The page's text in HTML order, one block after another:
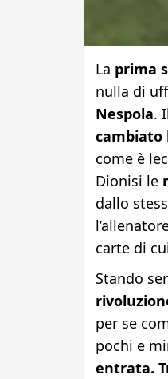
La prima
nulla di
Nespola.
cambiato
come è
Dionisi le
dallo
carte di
Stando
per se
pochi e
entrata.